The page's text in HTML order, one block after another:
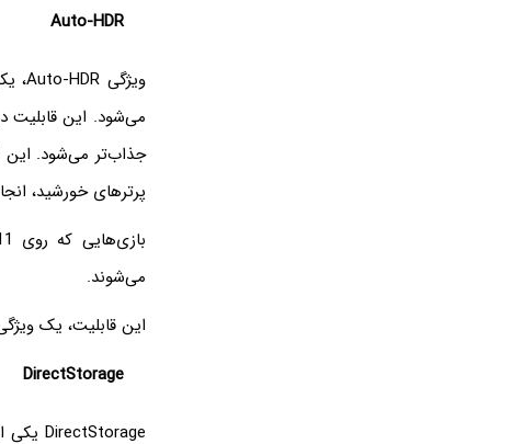
Auto-HDR
می‌شود. این قابلیت
جذاب‌تر می‌شود. این
پرترهای خورشید،
می‌شوند.
این قابلیت، یک
DirectStorage